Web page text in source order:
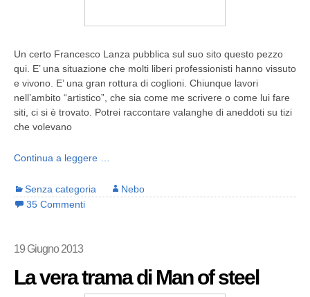
Un certo Francesco Lanza pubblica sul suo sito questo pezzo
qui. E’ una situazione che molti liberi professionisti hanno vissuto
e vivono. E’ una gran rottura di coglioni. Chiunque lavori
nell’ambito “artistico”, che sia come me scrivere o come lui fare
siti, ci si è trovato. Potrei raccontare valanghe di aneddoti su tizi
che volevano
Continua a leggere …
Senza categoria
Nebo
35 Commenti
19 Giugno 2013
La vera trama di Man of steel